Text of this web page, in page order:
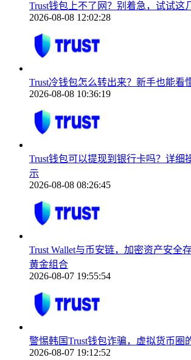
Trust钱包上不了网？别着急，试试这
2026-08-08 12:02:28
Trust冷钱包怎么转出来？新手也能看
2026-08-08 10:36:19
Trust钱包可以提现到银行卡吗？详细
示
2026-08-08 08:26:45
Trust Wallet与币安链，加密资产安全
黄金组合
2026-08-07 19:55:54
警惕韩国Trust钱包诈骗，虚拟货币圈
2026-08-07 19:12:52